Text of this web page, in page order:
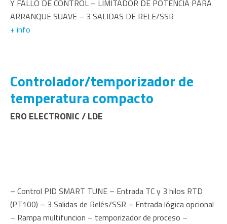
Y FALLO DE CONTROL – LIMITADOR DE POTENCIA PARA
ARRANQUE SUAVE – 3 SALIDAS DE RELE/SSR
+ info
Controlador/temporizador de
temperatura compacto
ERO ELECTRONIC / LDE
– Control PID SMART TUNE – Entrada TC y 3 hilos RTD
(PT100) – 3 Salidas de Relés/SSR – Entrada lógica opcional
– Rampa multifuncion – temporizador de proceso –